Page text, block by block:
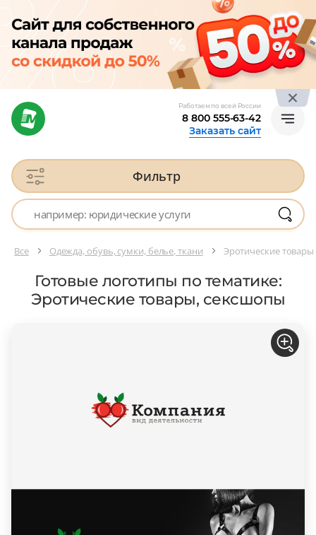
Работаем по всей России
8 800 555-63-42
Заказать сайт
Фильтр
Все Одежда, обувь, сумки, белье, ткани Эротические
Готовые логотипы по тематике:
Эротические товары, сексшопы